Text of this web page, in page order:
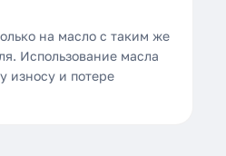
на масло с таким же
Использование масла
износу и потере